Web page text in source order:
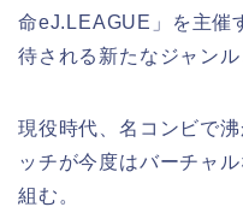
命eJ.LEAGUE」を主催
待される新たなジャン
現役時代、名コンビで
ッチが今度はバーチャ
組む。